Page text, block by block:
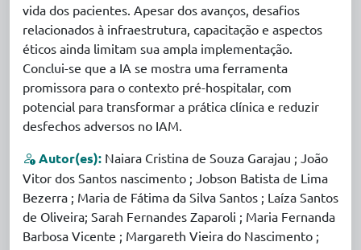
vida dos pacientes. Apesar dos avanços, desafios
relacionados à infraestrutura, capacitação e aspectos
éticos ainda limitam sua ampla implementação.
Conclui-se que a IA se mostra uma ferramenta
promissora para o contexto pré-hospitalar, com
potencial para transformar a prática clínica e reduzir
desfechos adversos no IAM.
Autor(es): Naiara Cristina de Souza Garajau ; João
Vitor dos Santos nascimento ; Jobson Batista de Lima
Bezerra ; Maria de Fátima da Silva Santos ; Laíza Santos
de Oliveira; Sarah Fernandes Zaparoli ; Maria Fernanda
Barbosa Vicente ; Margareth Vieira do Nascimento ;